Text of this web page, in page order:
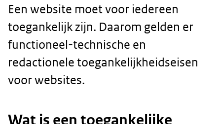
Een website moet voor iedereen
toegankelijk zijn. Daarom gelden er
functioneel-technische en
redactionele toegankelijkheidseisen
voor websites.
Wat is een toegankelijke